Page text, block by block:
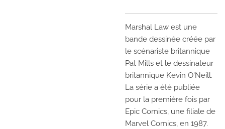
Marshal Law est une
bande dessinée créée par
le scénariste britannique
Pat Mills et le dessinateur
britannique Kevin O'Neill.
La série a été publiée
pour la première fois par
Epic Comics, une filiale de
Marvel Comics, en 1987.